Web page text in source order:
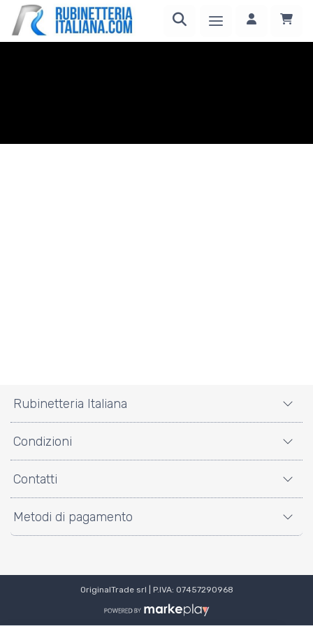
Rubinetteria Italiana
Condizioni
Contatti
Metodi di pagamento
OriginalTrade srl | P.IVA: 07457290968